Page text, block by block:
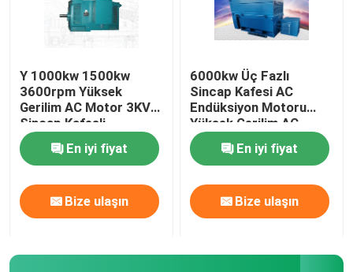
Y 1000kw 1500kw
3600rpm Yüksek
Gerilim AC Motor 3KV
Sincap Kafesli
İndüksiyon Makinesi
En iyi fiyat
Bize ulaşın
6000kw Üç Fazlı
Sincap Kafesi AC
Endüksiyon Motoru
Yüksek Gerilim AC
Motor 6kv 10kv
En iyi fiyat
Bize ulaşın